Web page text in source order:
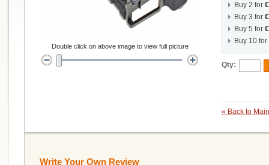
Buy 2 for
Buy 3 for
Buy 5 for
Buy 10 for
Qty:
« Back to
Double click on above image to view full picture
Write Your Own Review